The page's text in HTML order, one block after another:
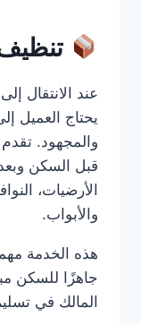
تنظيف
عند الانتقال
يحتاج العميل
والمجهود. تقدم
قبل السكن
الأرضيات،
والأبواب.
هذه الخدمة
جاهزًا للسكن
المالك في